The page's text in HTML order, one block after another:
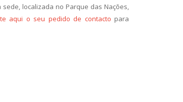
localizada no Parque das Nações,
aqui o seu pedido de contacto para